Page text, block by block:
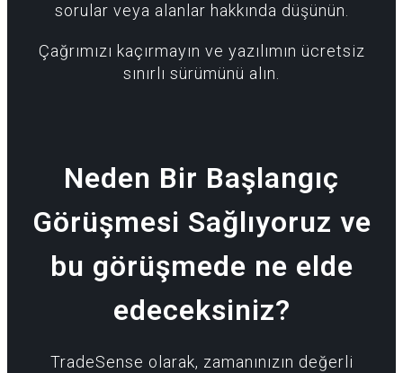
sorular veya alanlar hakkında düşünün.
Çağrımızı kaçırmayın ve yazılımın ücretsiz
sınırlı sürümünü alın.
Neden Bir Başlangıç
Görüşmesi Sağlıyoruz ve
bu görüşmede ne elde
edeceksiniz?
TradeSense olarak, zamanınızın değerli